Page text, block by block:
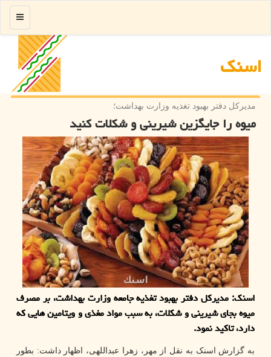
اسنك
منو
مدیركل دفتر بهبود تغذیه وزارت بهداشت؛
میوه را جایگزین شیرینی و شكلات كنید
اسنک: مدیرکل دفتر بهبود تغذیه جامعه وزارت بهداشت، بر مصرف
میوه بجای شیرینی و شکلات، به سبب مواد مغذی و ویتامین هایی که
دارد، تاکید نمود.
به گزارش اسنک به نقل از مهر، زهرا عبداللهی، اظهار داشت: بطور